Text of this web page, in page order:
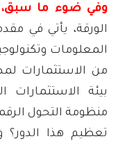
وفي ضوء ما سبق،
الورقة، يأتي في
المعلومات
من الاستثمارات
بيئة الاستثمارات
منظومة التحول
تعظيم هذا الدور؟